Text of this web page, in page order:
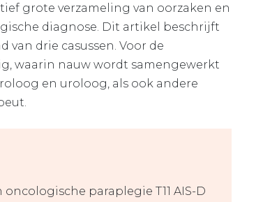
grote verzameling van oorzaken en
diagnose. Dit artikel beschrijft
drie casussen. Voor de
waarin nauw wordt samengewerkt
en uroloog, als ook andere
paraplegie T11 AIS-D